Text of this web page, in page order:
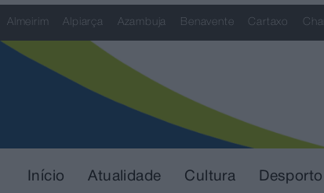
Almeirim Alpiarça Azambuja Benavente Cartaxo
Início Atualidade Cultura Desporto